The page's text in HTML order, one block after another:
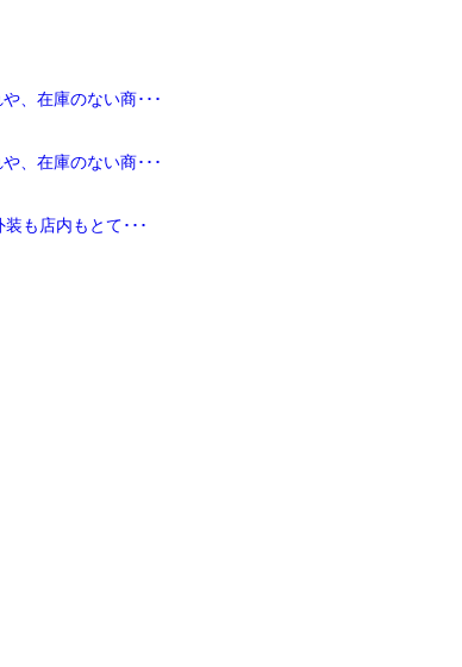
、在庫のない商･･･
、在庫のない商･･･
も店内もとて･･･